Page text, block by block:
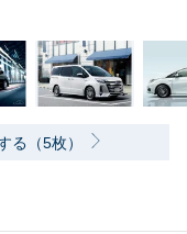
る（5枚）